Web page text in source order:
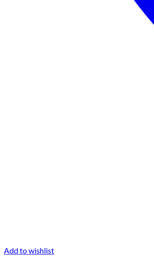
Add to wishlist